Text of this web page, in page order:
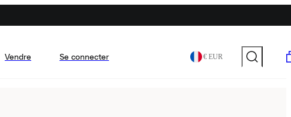
Vendre Se connecter € EUR